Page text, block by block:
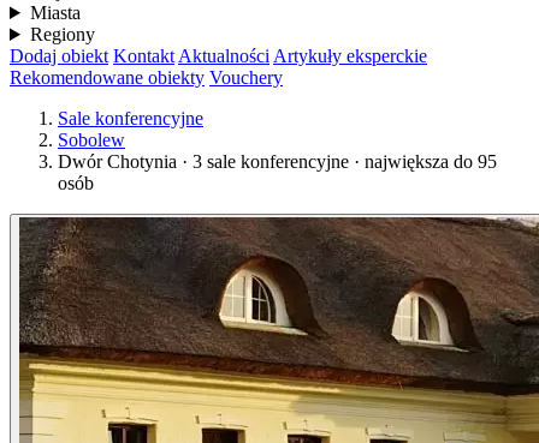
Miasta
Regiony
Dodaj obiekt Kontakt Aktualności Artykuły eksperckie
Rekomendowane obiekty Vouchery
Sale konferencyjne
Sobolew
Dwór Chotynia · 3 sale konferencyjne · największa do 95
osób